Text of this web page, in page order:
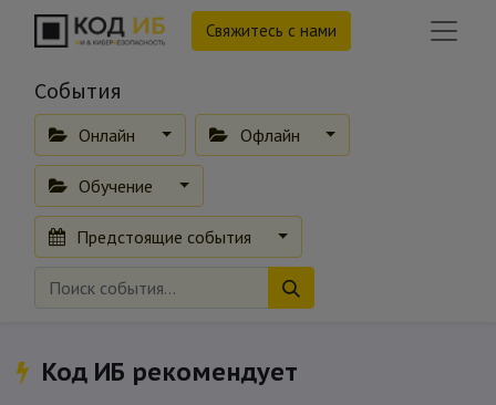
Свяжитесь с нами
События
Онлайн Офлайн
Обучение
Предстоящие события
Код ИБ рекомендует